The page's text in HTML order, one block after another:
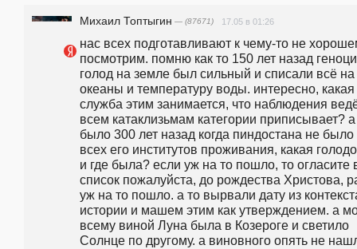
Михаил Топтыгин — (87671) 17.05 в 01:26
нас всех подготавливают к чему-то не
посмотрим. помню как то 150 лет назад
голод на земле был сильный и списали всё на
океаны и температуру воды. интересно, какая
служба этим занимается, что наблюдения
всем катаклизьмам категории приписывает? а
было 300 лет назад когда пиндостана не было
всех его институтов проживания, какая
и где была? если уж на то пошло, то огласите
список пожалуйста, до рождества Христова,
уж на то пошло. а то вырвали дату из
истории и машем этим как утверждением. а
всему виной Луна была в Козероге и светило
Солнце по другому. а виновного опять не